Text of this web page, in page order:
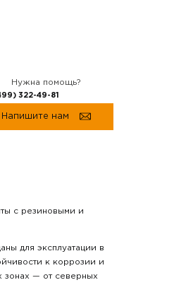
Нужна помощь?
322-49-81
Напишите нам
с резиновыми и
для эксплуатации в
к коррозии и
зонах — от северных